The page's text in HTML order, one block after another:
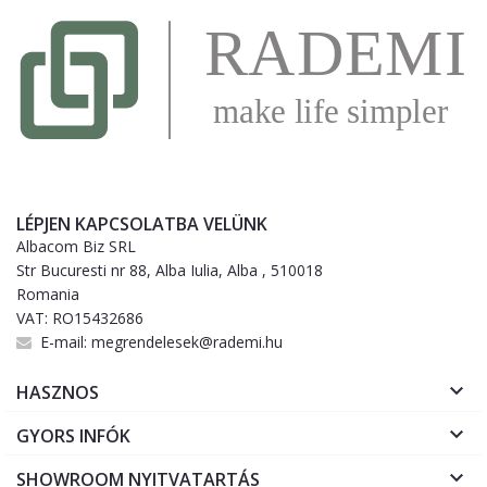
LÉPJEN KAPCSOLATBA VELÜNK
Albacom Biz SRL
Str Bucuresti nr 88, Alba Iulia, Alba , 510018
Romania
VAT: RO15432686
E-mail: megrendelesek@rademi.hu
HASZNOS 
GYORS INFÓK 
SHOWROOM NYITVATARTÁS 